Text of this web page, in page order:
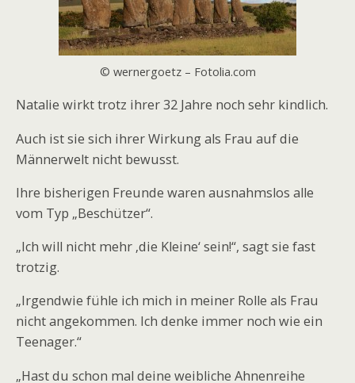
© wernergoetz – Fotolia.com
Natalie wirkt trotz ihrer 32 Jahre noch sehr kindlich.
Auch ist sie sich ihrer Wirkung als Frau auf die
Männerwelt nicht bewusst.
Ihre bisherigen Freunde waren ausnahmslos alle
vom Typ „Beschützer“.
„Ich will nicht mehr ‚die Kleine‘ sein!“, sagt sie fast
trotzig.
„Irgendwie fühle ich mich in meiner Rolle als Frau
nicht angekommen. Ich denke immer noch wie ein
Teenager.“
„Hast du schon mal deine weibliche Ahnenreihe